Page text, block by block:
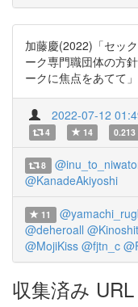
加藤慶(2022)「セッ
ーク専門職団体の方
ークに焦点をあてて
2022-07-12
4 14 0.213
8
@KanadeAkiyoshi
11
@deheroall
@MojiKiss @fjtn_c
収集済み